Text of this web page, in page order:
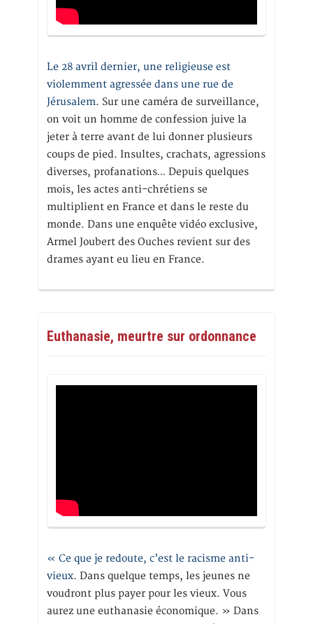
Le 28 avril dernier, une religieuse est
violemment agressée dans une rue de
Jérusalem. Sur une caméra de surveillance,
on voit un homme de confession juive la
jeter à terre avant de lui donner plusieurs
coups de pied. Insultes, crachats, agressions
diverses, profanations… Depuis quelques
mois, les actes anti-chrétiens se
multiplient en France et dans le reste du
monde. Dans une enquête vidéo exclusive,
Armel Joubert des Ouches revient sur des
drames ayant eu lieu en France.
Euthanasie, meurtre sur ordonnance
« Ce que je redoute, c’est le racisme anti-
vieux. Dans quelque temps, les jeunes ne
voudront plus payer pour les vieux. Vous
aurez une euthanasie économique. » Dans